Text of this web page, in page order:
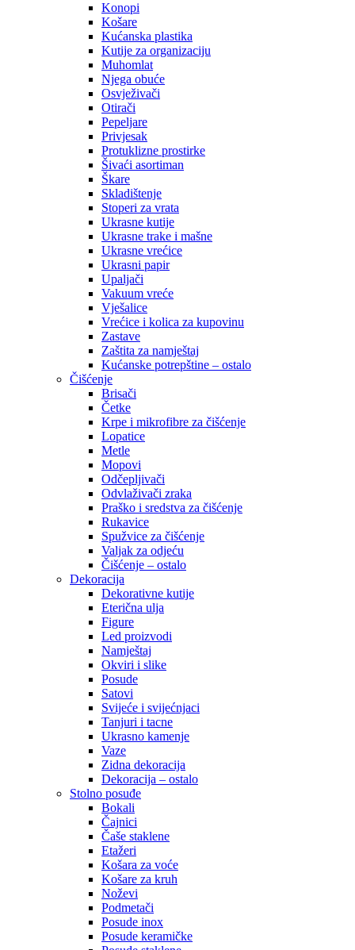
Konopi
Košare
Kućanska plastika
Kutije za organizaciju
Muhomlat
Njega obuće
Osvježivači
Otirači
Pepeljare
Privjesak
Protuklizne prostirke
Šivaći asortiman
Škare
Skladištenje
Stoperi za vrata
Ukrasne kutije
Ukrasne trake i mašne
Ukrasne vrećice
Ukrasni papir
Upaljači
Vakuum vreće
Vješalice
Vrećice i kolica za kupovinu
Zastave
Zaštita za namještaj
Kućanske potrepštine – ostalo
Čišćenje
Brisači
Četke
Krpe i mikrofibre za čišćenje
Lopatice
Metle
Mopovi
Odčepljivači
Odvlaživači zraka
Praško i sredstva za čišćenje
Rukavice
Spužvice za čišćenje
Valjak za odjeću
Čišćenje – ostalo
Dekoracija
Dekorativne kutije
Eterična ulja
Figure
Led proizvodi
Namještaj
Okviri i slike
Posude
Satovi
Svijeće i svijećnjaci
Tanjuri i tacne
Ukrasno kamenje
Vaze
Zidna dekoracija
Dekoracija – ostalo
Stolno posuđe
Bokali
Čajnici
Čaše staklene
Etažeri
Košara za voće
Košare za kruh
Noževi
Podmetači
Posude inox
Posude keramičke